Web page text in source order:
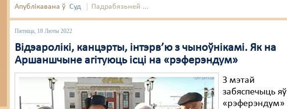
Апублікавана ў Суд Падрабязьней ...
Пятніца, 18 Люты 2022
Відэаролікі, канцэрты, інтэрв’ю з чыноўнікамі. Як на
Аршаншчыне агітуюць ісці на «рэферэндум»
З мэтай
забяспечыць
«рэферэндум»